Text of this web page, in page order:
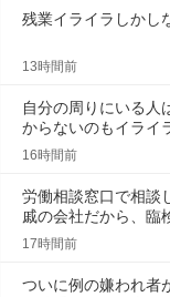
残業イライラしかし
13時間前
自分の周りにいる人
からないのもイライ
16時間前
労働相談窓口で相談
戚の会社だから、臨
17時間前
ついに例の嫌われ者